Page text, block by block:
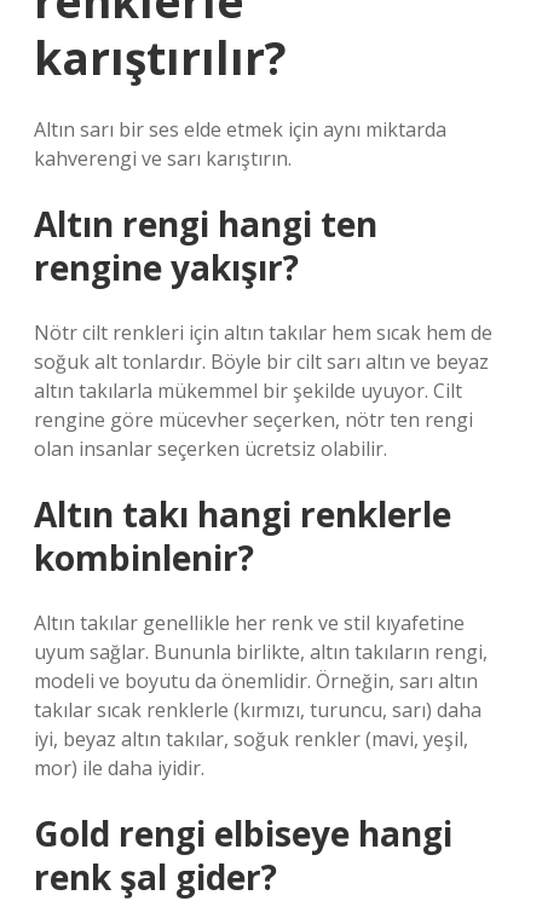
karıştırılır?
Altın sarı bir ses elde etmek için aynı miktarda
kahverengi ve sarı karıştırın.
Altın rengi hangi ten
rengine yakışır?
Nötr cilt renkleri için altın takılar hem sıcak hem de
soğuk alt tonlardır. Böyle bir cilt sarı altın ve beyaz
altın takılarla mükemmel bir şekilde uyuyor. Cilt
rengine göre mücevher seçerken, nötr ten rengi
olan insanlar seçerken ücretsiz olabilir.
Altın takı hangi renklerle
kombinlenir?
Altın takılar genellikle her renk ve stil kıyafetine
uyum sağlar. Bununla birlikte, altın takıların rengi,
modeli ve boyutu da önemlidir. Örneğin, sarı altın
takılar sıcak renklerle (kırmızı, turuncu, sarı) daha
iyi, beyaz altın takılar, soğuk renkler (mavi, yeşil,
mor) ile daha iyidir.
Gold rengi elbiseye hangi
renk şal gider?